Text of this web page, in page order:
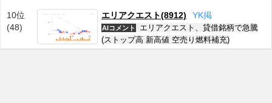
10位
(48)
エリアクエスト(8912) YK掲
AIコメント
エリアクエスト、貸借銘柄で急騰
(ストップ高 新高値 空売り燃料補充)